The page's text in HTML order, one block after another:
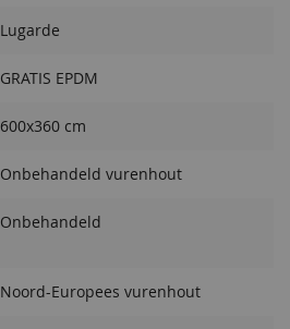
Lugarde
GRATIS EPDM
600x360 cm
Onbehandeld vurenhout
Onbehandeld
Noord-Europees vurenhout